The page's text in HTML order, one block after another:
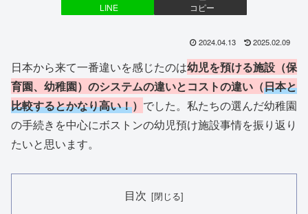
LINE コピー
2024.04.13 2025.02.09
日本から来て一番違いを感じたのは幼児を預ける施設（保
育園、幼稚園）のシステムの違いとコストの違い（日本と
比較するとかなり高い！） でした。私たちの選んだ幼稚園
の手続きを中心にボストンの幼児預け施設事情を振り返り
たいと思います。
目次